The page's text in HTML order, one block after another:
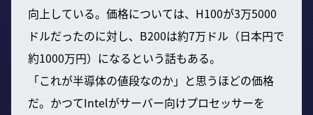
向上している。価格については、H100が3万5000
ドルだったのに対し、B200は約7万ドル（日本円で
約1000万円）になるという話もある。
「これが半導体の値段なのか」と思うほどの価格
だ。かつてIntelがサーバー向けプロセッサーを